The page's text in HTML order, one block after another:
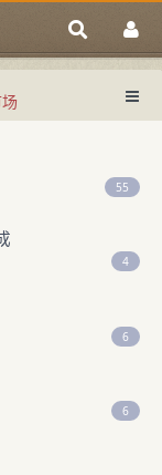
名论坛
名交易、域名投资、域名
55
4
6
6